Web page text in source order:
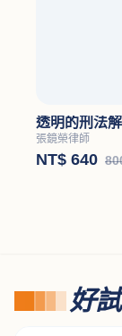
透明的刑法
張鏡榮律師
NT$ 640
好